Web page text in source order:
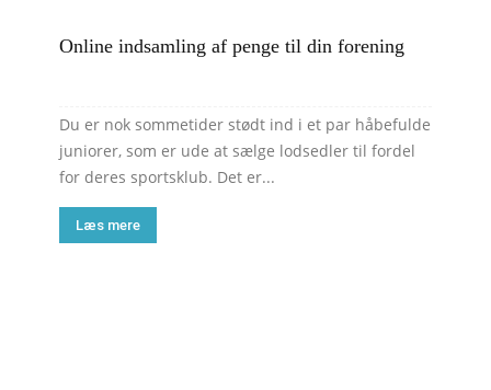
Online indsamling af penge til din forening
Du er nok sommetider stødt ind i et par håbefulde
juniorer, som er ude at sælge lodsedler til fordel
for deres sportsklub. Det er...
Læs mere